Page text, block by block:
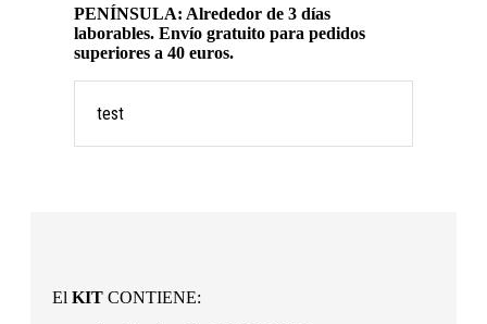
PENÍNSULA: Alrededor de 3 días
laborables. Envío gratuito para pedidos
superiores a 40 euros.
test
El KIT CONTIENE: